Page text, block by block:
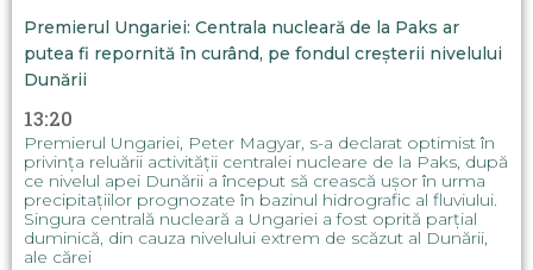
Premierul Ungariei: Centrala nucleară de la Paks ar
putea fi repornită în curând, pe fondul creșterii nivelului
Dunării
13:20
Premierul Ungariei, Peter Magyar, s-a declarat optimist în
privința reluării activității centralei nucleare de la Paks, după
ce nivelul apei Dunării a început să crească ușor în urma
precipitațiilor prognozate în bazinul hidrografic al fluviului.
Singura centrală nucleară a Ungariei a fost oprită parțial
duminică, din cauza nivelului extrem de scăzut al Dunării,
ale cărei